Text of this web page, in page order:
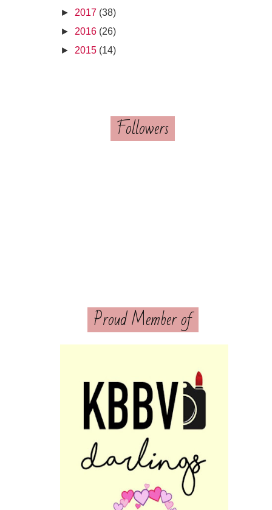
► 2017 (38)
► 2016 (26)
► 2015 (14)
Followers
Proud Member of